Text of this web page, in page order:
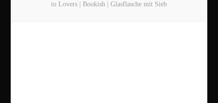
to Lovers | Bookish | Glasflasche mit Sieb